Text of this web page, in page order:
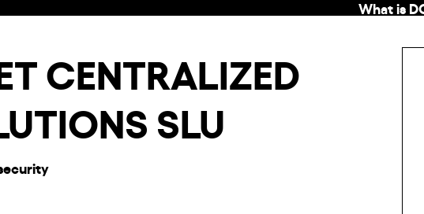
What is
CENTRALIZED
SLU